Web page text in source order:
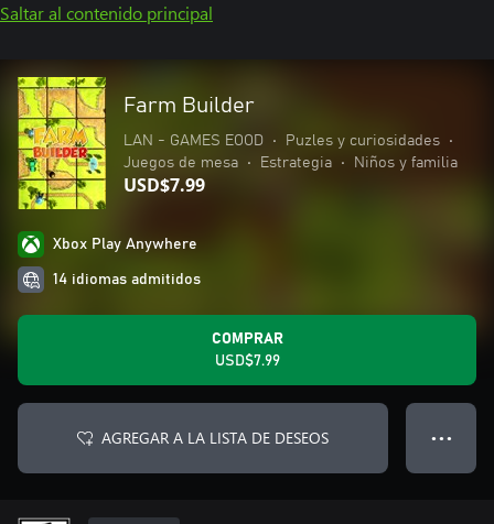
Saltar al contenido principal
Farm Builder
LAN - GAMES EOOD • Puzles y curiosidades
•
Juegos de mesa
• Estrategia • Niños y familia
USD$7.99
Xbox Play Anywhere
14 idiomas admitidos
COMPRAR
USD$7.99
AGREGAR A LA LISTA DE DESEOS ● ● ●